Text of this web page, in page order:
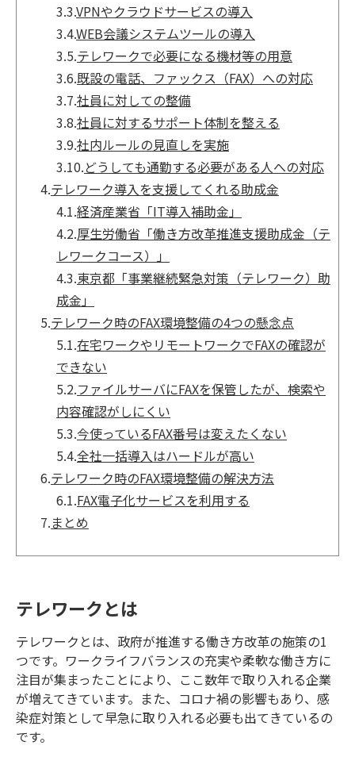
3.3.VPNやクラウドサービスの導入
3.4.WEB会議システムツールの導入
3.5.テレワークで必要になる機材等の用意
3.6.既設の電話、ファックス（FAX）への対応
3.7.社員に対しての整備
3.8.社員に対するサポート体制を整える
3.9.社内ルールの見直しを実施
3.10.どうしても通勤する必要がある人への対応
4.テレワーク導入を支援してくれる助成金
4.1.経済産業省「IT導入補助金」
4.2.厚生労働省「働き方改革推進支援助成金（テ
レワークコース）」
4.3.東京都「事業継続緊急対策（テレワーク）助
成金」
5.テレワーク時のFAX環境整備の4つの懸念点
5.1.在宅ワークやリモートワークでFAXの確認が
できない
5.2.ファイルサーバにFAXを保管したが、検索や
内容確認がしにくい
5.3.今使っているFAX番号は変えたくない
5.4.全社一括導入はハードルが高い
6.テレワーク時のFAX環境整備の解決方法
6.1.FAX電子化サービスを利用する
7.まとめ
テレワークとは
テレワークとは、政府が推進する働き方改革の施策の1
つです。ワークライフバランスの充実や柔軟な働き方に
注目が集まったことにより、ここ数年で取り入れる企業
が増えてきています。また、コロナ禍の影響もあり、感
染症対策として早急に取り入れる必要も出てきているの
です。